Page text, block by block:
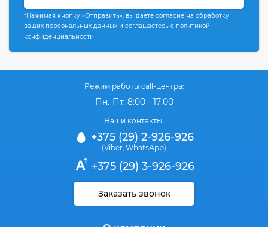
*Нажимая кнопку «Отправить», вы даете согласие на обработку
ваших персональных данных и соглашаетесь с политикой
конфиденциальности
Режим работы call-центра:
Пн.-Пт. 8:00 - 17:00
Наши контакты:
+375 (29) 2-926-926
(Viber WhatsApp)
+375 (29) 3-926-926
Заказать звонок